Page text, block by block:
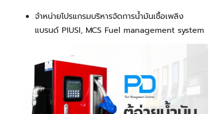
จำหน่ายโปรแกรมบริหารจัดการน้ำมันเชื้อเพลิง
แบรนด์ PIUSI, MCS Fuel management system